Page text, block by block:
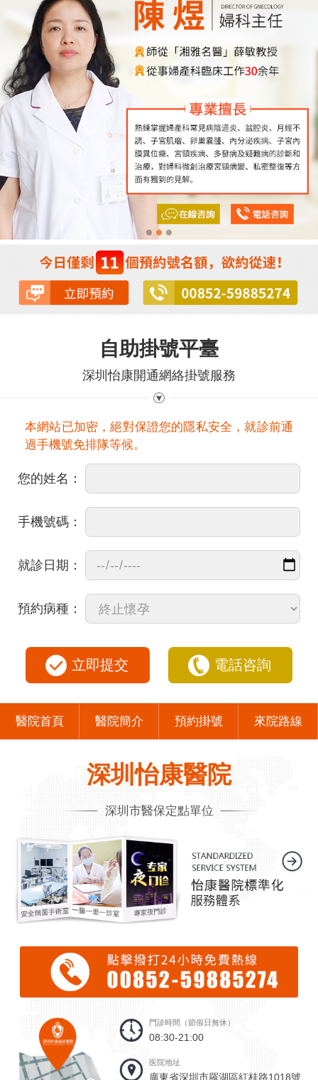
自助掛號平臺
深圳怡康開通網絡掛號服務
本網站已加密，絕對保證您的隱私安全，就診前通
過手機號免排隊等候。
您的姓名：
手機號碼：
就診日期：
預約病種：
立即提交 電話咨詢
醫院首頁 醫院簡介 預約掛號 來院路線
深圳怡康醫院
深圳市醫保定點單位
門診時間（節假日無休）
08:30-21:00
医院地址
廣東省深圳市羅湖區紅桂路1018號